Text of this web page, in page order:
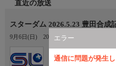
エラー
通信に問題が発生
直近の放送
スターダム 2026.5.23 豊田合成
9月6日(日) 20:00〜00:30
スポーツライブ＋